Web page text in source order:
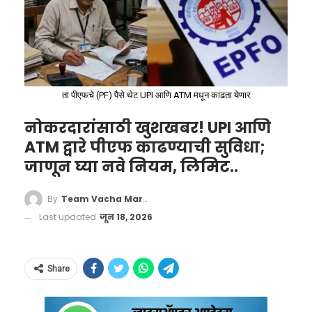
Toss @rajasthanroyalswin
the toss and elect to bowl
against@mipaltan#TATAIPL|
#MIvRR
— IndianPremierLeague (@IPL)
ता पीएफचे (PF) पैसे थेट UPI आणि ATM मधून काढता येणार
नोकरदारांसाठी खुशखबर! UPI आणि
ATM द्वारे पीएफ काढण्याची सुविधा;
जाणून घ्या नवे नियम, लिमिट..
By Team Vacha Marathi
Last updated जून 18, 2026
Share